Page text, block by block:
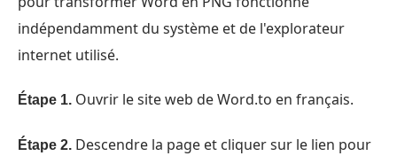
indépendamment du système et de l'explorateur
internet utilisé.
Étape 1. Ouvrir le site web de Word.to en français.
Étape 2. Descendre la page et cliquer sur le lien pour